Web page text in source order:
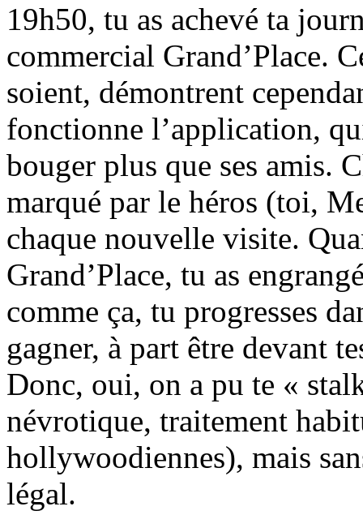
19h50, tu as achevé ta
commercial Grand’Place.
soient, démontrent
fonctionne l’application,
bouger plus que ses amis.
marqué par le héros (toi,
chaque nouvelle visite.
Grand’Place, tu as
comme ça, tu progresses
gagner, à part être devant
Donc, oui, on a pu te «
névrotique, traitement
hollywoodiennes), mais
légal.